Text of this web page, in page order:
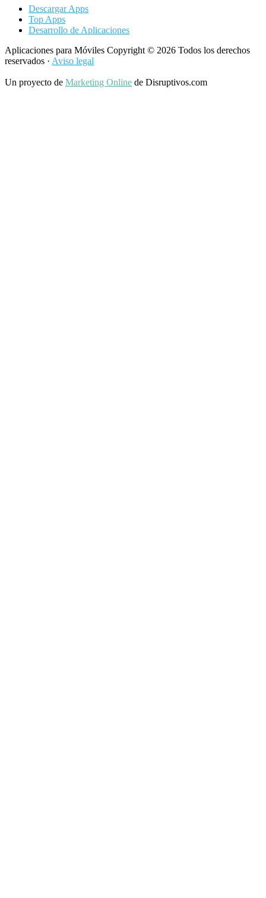
Descargar Apps
Top Apps
Desarrollo de Aplicaciones
Aplicaciones para Móviles Copyright © 2026 Todos los derechos
reservados · Aviso legal
Un proyecto de Marketing Online de Disruptivos.com